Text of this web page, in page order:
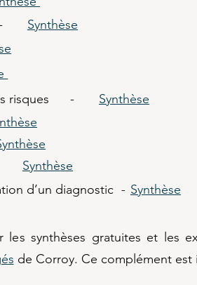
- Synthèse
risques -
Synthèse
- Synthèse
d’un diagnostic - Synthèse
synthèses gratuites et les
de Corroy. Ce complément